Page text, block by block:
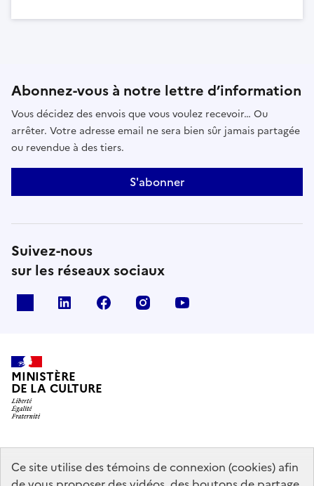
Ce site utilise des témoins de connexion (cookies) afin
Abonnez-vous à notre lettre d’information
Vous décidez des envois que vous voulez recevoir… Ou
arrêter. Votre adresse email ne sera bien sûr jamais partagée
ou revendue à des tiers.
S'abonner
Suivez-nous
sur les réseaux sociaux
linkedin facebook instagram
MINISTÈRE
DE LA CULTURE
data.gouv.fr legifrance.gouv.fr
info.gouv.fr